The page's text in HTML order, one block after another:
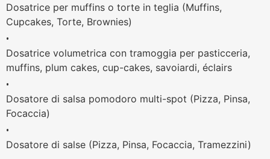
Dosatrice per muffins o torte in teglia (Muffins,
Cupcakes, Torte, Brownies)
•
Dosatrice volumetrica con tramoggia per pasticceria,
muffins, plum cakes, cup-cakes, savoiardi, éclairs
•
Dosatore di salsa pomodoro multi-spot (Pizza, Pinsa,
Focaccia)
•
Dosatore di salse (Pizza, Pinsa, Focaccia, Tramezzini)